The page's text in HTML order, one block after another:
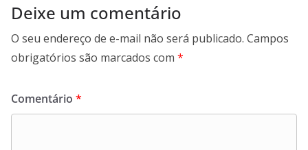
Deixe um comentário
O seu endereço de e-mail não será publicado. Campos
obrigatórios são marcados com *
Comentário *